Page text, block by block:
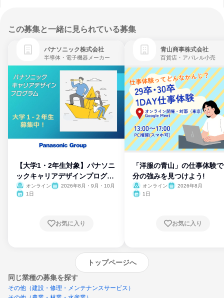
この募集と一緒に見られている募集
パナソニック株式会社
半導体・電子機器メーカー
【大学1・2年生対象】パナソニ
ックキャリアデザインプログラ
ム
オンライン
2026年8月・9月・10月
1日
お気に入り
青山商事株式会社
百貨店・アパレル小売
「洋服の青山」の仕事体験
分の強みを見つけよう!
オンライン
2026年8月
1日
お気に入り
トップページへ
同じ業種の募集を探す
その他（建設・修理・メンテナンスサービス）